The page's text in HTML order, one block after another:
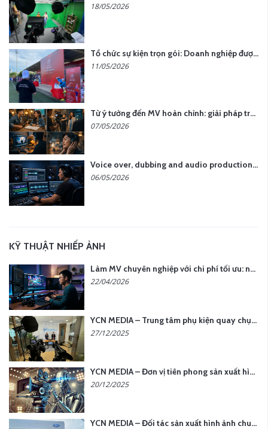
18/05/2026
Tổ chức sự kiện trọn gói: Doanh nghiệp được gì khi chọn đơn vị chuyên nghiệp?
11/05/2026
Từ ý tưởng đến MV hoàn chỉnh: giải pháp trọn gói tại YCN Media
07/05/2026
Voice over, dubbing and audio production services in Vietnam for global content
06/05/2026
KỸ THUẬT NHIẾP ẢNH
Làm MV chuyên nghiệp với chi phí tối ưu: nên chọn quay thực tế hay video AI?
22/04/2026
YCN MEDIA – Trung tâm phụ kiện quay chụp tại Hà Nội
27/12/2025
YCN MEDIA – Đơn vị tiên phong sản xuất hình ảnh & âm thanh bằng AI tại Hà Nội
20/12/2025
YCN MEDIA – Đối tác sản xuất hình ảnh chuyên nghiệp cho doanh nghiệp tại Hà Nội